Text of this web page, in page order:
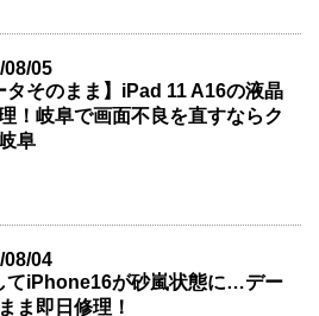
08/05
タそのまま】iPad 11 A16の液晶
！岐阜で画面不良を直すならク
阜
08/04
てiPhone16が砂嵐状態に…デー
ま即日修理！